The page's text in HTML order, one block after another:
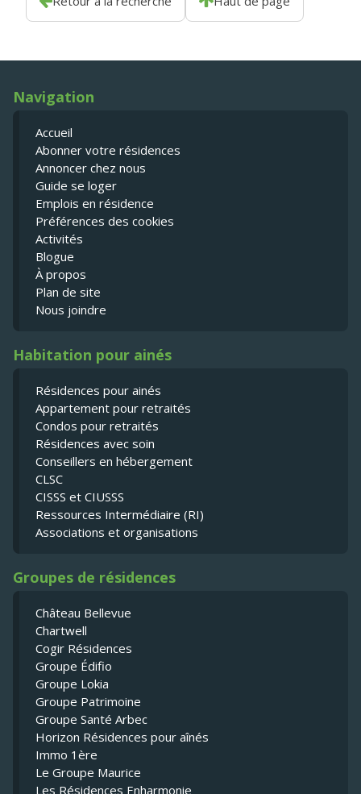
Navigation
Accueil
Abonner votre résidences
Annoncer chez nous
Guide se loger
Emplois en résidence
Préférences des cookies
Activités
Blogue
À propos
Plan de site
Nous joindre
Habitation pour ainés
Résidences pour ainés
Appartement pour retraités
Condos pour retraités
Résidences avec soin
Conseillers en hébergement
CLSC
CISSS et CIUSSS
Ressources Intermédiaire (RI)
Associations et organisations
Groupes de résidences
Château Bellevue
Chartwell
Cogir Résidences
Groupe Édifio
Groupe Lokia
Groupe Patrimoine
Groupe Santé Arbec
Horizon Résidences pour aînés
Immo 1ère
Le Groupe Maurice
Les Résidences Enharmonie